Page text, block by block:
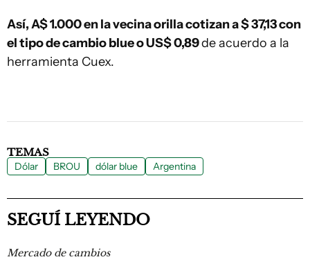
Así, A$ 1.000 en la vecina orillacotizan a $ 37,13 con
el tipo de cambio blue o US$ 0,89de acuerdo a la
herramienta Cuex.
TEMAS
Dólar BROU dólar blue Argentina
SEGUÍ LEYENDO
Mercado de cambios